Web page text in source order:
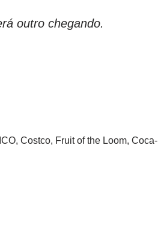
outro chegando.
Costco, Fruit of the Loom, Coca-